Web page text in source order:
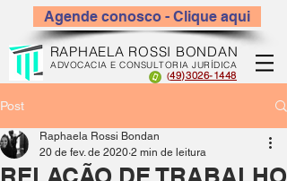
Agende conosco - Clique aqui
RAPHAELA ROSSI BONDAN
ADVOCACIA E CONSULTORIA JURÍDICA
(49)3026-1448
Post
Raphaela Rossi Bondan
20 de fev. de 2020 2 min de leitura